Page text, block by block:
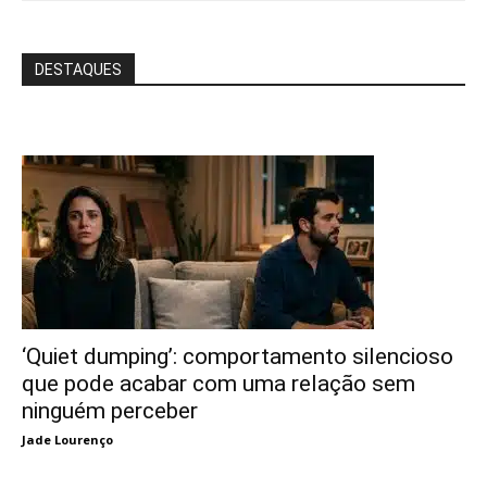
DESTAQUES
‘Quiet dumping’: comportamento silencioso
que pode acabar com uma relação sem
ninguém perceber
Jade Lourenço